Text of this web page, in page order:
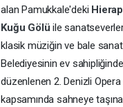
alan Pamukkale'deki
Kuğu Gölüile
klasik müziğin ve bale
Belediyesinin ev
düzenlenen 2. Denizli
kapsamında sahneye